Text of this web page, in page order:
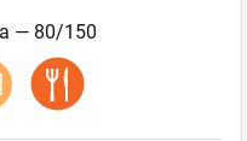
— 80/150